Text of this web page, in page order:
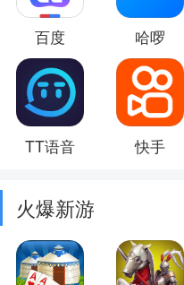
百度 哈啰
TT语音 快手
火爆新游